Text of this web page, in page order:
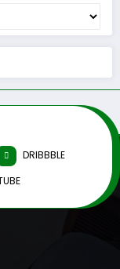
DRIBBBLE